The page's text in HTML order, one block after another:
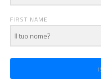
FIRST NAME